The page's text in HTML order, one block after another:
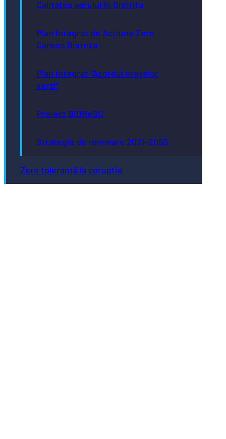
Calitatea aerului în Bistrița
Plan Integrat de Acțiune Zero
Carbon Bistrița
Plan integrat “Acordul orașelor
verzi”
Proiect BiOReSC
Strategia de renovare 2021-2050
Zero toleranță la corupție